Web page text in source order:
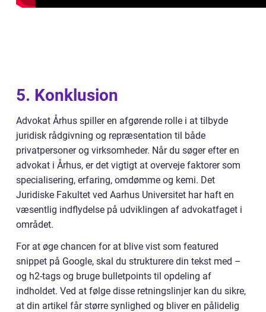
5. Konklusion
Advokat Århus spiller en afgørende rolle i at tilbyde
juridisk rådgivning og repræsentation til både
privatpersoner og virksomheder. Når du søger efter en
advokat i Århus, er det vigtigt at overveje faktorer som
specialisering, erfaring, omdømme og kemi. Det
Juridiske Fakultet ved Aarhus Universitet har haft en
væsentlig indflydelse på udviklingen af advokatfaget i
området.
For at øge chancen for at blive vist som featured
snippet på Google, skal du strukturere din tekst med –
og h2-tags og bruge bulletpoints til opdeling af
indholdet. Ved at følge disse retningslinjer kan du sikre,
at din artikel får større synlighed og bliver en pålidelig